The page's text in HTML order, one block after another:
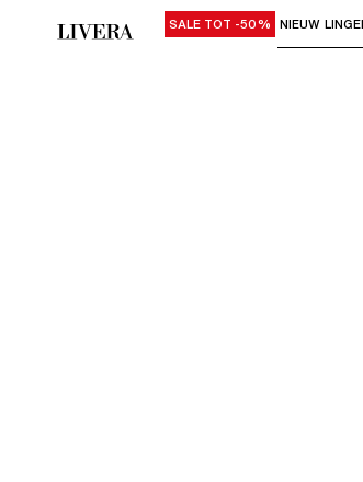
Gebruik "Pijl omlaag"
SALE TOT -50% NIEUW